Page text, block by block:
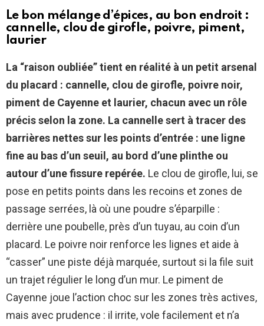
Le bon mélange d’épices, au bon endroit :
cannelle, clou de girofle, poivre, piment,
laurier
La “raison oubliée” tient en réalité à un petit arsenal
du placard : cannelle, clou de girofle, poivre noir,
piment de Cayenne et laurier, chacun avec un rôle
précis selon la zone. La cannelle sert à tracer des
barrières nettes sur les points d’entrée : une ligne
fine au bas d’un seuil, au bord d’une plinthe ou
autour d’une fissure repérée. Le clou de girofle, lui, se
pose en petits points dans les recoins et zones de
passage serrées, là où une poudre s’éparpille :
derrière une poubelle, près d’un tuyau, au coin d’un
placard. Le poivre noir renforce les lignes et aide à
“casser” une piste déjà marquée, surtout si la file suit
un trajet régulier le long d’un mur. Le piment de
Cayenne joue l’action choc sur les zones très actives,
mais avec prudence : il irrite, vole facilement et n’a